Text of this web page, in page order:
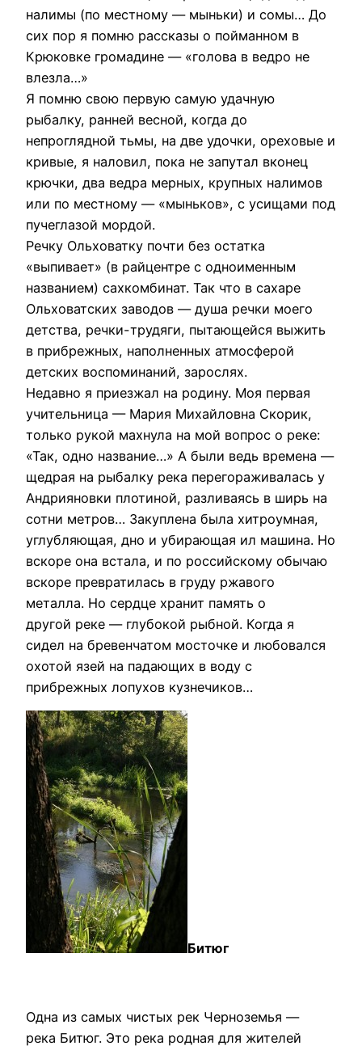
налимы (по местному — мыньки) и сомы… До
сих пор я помню рассказы о пойманном в
Крюковке громадине — «голова в ведро не
влезла…»
Я помню свою первую самую удачную
рыбалку, ранней весной, когда до
непроглядной тьмы, на две удочки, ореховые и
кривые, я наловил, пока не запутал вконец
крючки, два ведра мерных, крупных налимов
или по местному — «мыньков», с усищами под
пучеглазой мордой.
Речку Ольховатку почти без остатка
«выпивает» (в райцентре с одноименным
названием) сахкомбинат. Так что в сахаре
Ольховатских заводов — душа речки моего
детства, речки-трудяги, пытающейся выжить
в прибрежных, наполненных атмосферой
детских воспоминаний, зарослях.
Недавно я приезжал на родину. Моя первая
учительница — Мария Михайловна Скорик,
только рукой махнула на мой вопрос о реке:
«Так, одно название…» А были ведь времена —
щедрая на рыбалку река перегораживалась у
Андрияновки плотиной, разливаясь в ширь на
сотни метров… Закуплена была хитроумная,
углубляющая, дно и убирающая ил машина. Но
вскоре она встала, и по российскому обычаю
вскоре превратилась в груду ржавого
металла. Но сердце хранит память о
другой реке — глубокой рыбной. Когда я
сидел на бревенчатом мосточке и любовался
охотой язей на падающих в воду с
прибрежных лопухов кузнечиков…
Битюг
Одна из самых чистых рек Черноземья —
река Битюг. Это река родная для жителей